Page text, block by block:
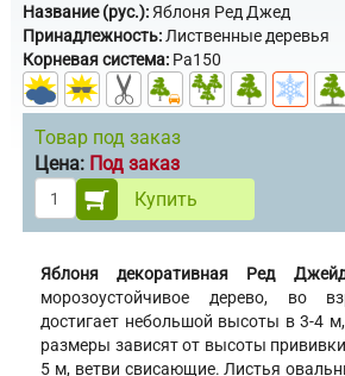
Название (рус.):Яблоня Ред Джед
Принадлежность:Лиственные деревья
Корневая система: Pa150
Товар под заказ
Цена: Под заказ
Купить
Яблоня декоративная Ред
морозоустойчивое дерево, во
достигает небольшой высоты в 3-4
размеры зависят от высоты
5 м, ветви свисающие. Листья